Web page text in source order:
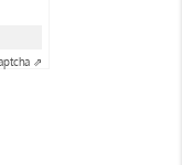
⇗